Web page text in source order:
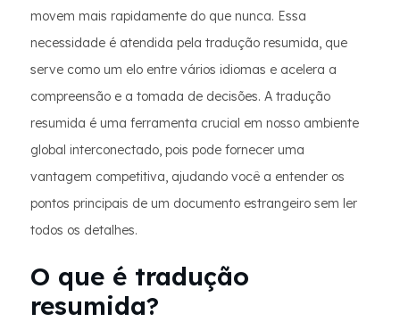
movem mais rapidamente do que nunca. Essa
necessidade é atendida pela tradução resumida, que
serve como um elo entre vários idiomas e acelera a
compreensão e a tomada de decisões. A tradução
resumida é uma ferramenta crucial em nosso ambiente
global interconectado, pois pode fornecer uma
vantagem competitiva, ajudando você a entender os
pontos principais de um documento estrangeiro sem ler
todos os detalhes.
O que é tradução
resumida?